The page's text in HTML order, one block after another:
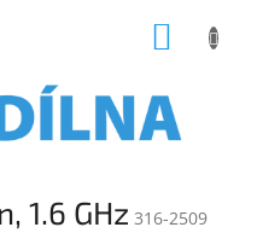
1.6 GHz 316-2509